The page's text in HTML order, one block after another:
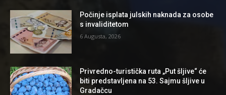
Počinje isplata julskih naknada za osobe
s invaliditetom
6 Augusta, 2026
Privredno-turistička ruta „Put šljive“ će
biti predstavljena na 53. Sajmu šljive u
Gradačcu